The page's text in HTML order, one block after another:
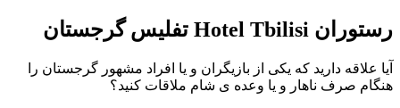
رستوران Hotel Tbilisi تفلیس گرجستان
آیا علاقه دارید که یکی از بازیگران و یا افراد مشهور گرجستان را
هنگام صرف ناهار و یا وعده ی شام ملاقات کنید؟